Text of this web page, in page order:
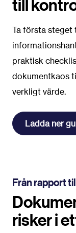
till
Ta första
praktisk
dokumentkaos
verkligt värde.
Ladda ner
Från rapport
risker i